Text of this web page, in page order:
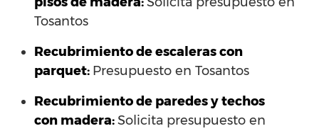
Tosantos
Recubrimiento de escaleras con
parquet: Presupuesto en Tosantos
Recubrimiento de paredes y techos
con madera:Solicita presupuesto en